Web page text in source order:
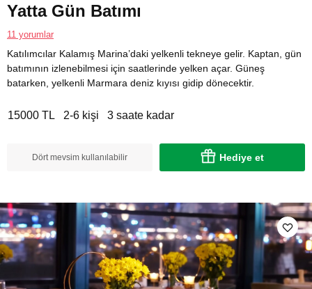
Yatta Gün Batımı
11 yorumlar
Katılımcılar Kalamış Marina’daki yelkenli tekneye gelir. Kaptan, gün
batımının izlenebilmesi için saatlerinde yelken açar. Güneş
batarken, yelkenli Marmara deniz kıyısı gidip dönecektir.
15000 TL 2-6 kişi 3 saate kadar
Dört mevsim kullanılabilir Hediye et